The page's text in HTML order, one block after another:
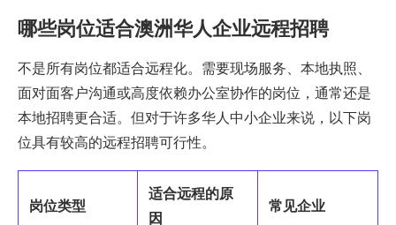
哪些岗位适合澳洲华人企业远程招聘
不是所有岗位都适合远程化。需要现场服务、本地执照、
面对面客户沟通或高度依赖办公室协作的岗位，通常还是
本地招聘更合适。但对于许多华人中小企业来说，以下岗
位具有较高的远程招聘可行性。
岗位类型
适合远程的原
因
常见企业